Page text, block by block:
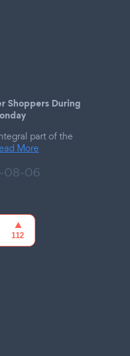
Shoppers During
part of the
More
08-06